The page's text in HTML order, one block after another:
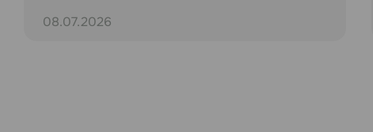
08.07.2026